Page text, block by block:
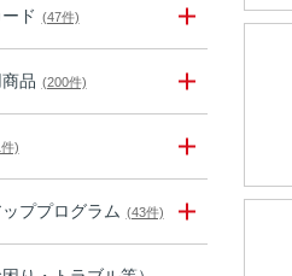
ド (47件)
品 (200件)
)
ププログラム (43件)